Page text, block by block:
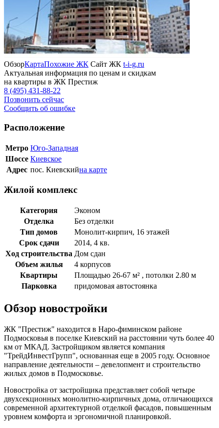
ОбзорКартаПохожие ЖК Сайт ЖК t-i-g.ru
Актуальная информация по ценам и скидкам
на квартиры в ЖК Престиж
8 (495) 431-88-22
Позвонить сейчас
Сообщить об ошибке
Расположение
Метро Юго-Западная
Шоссе Киевское
Адрес пос. Киевскийна карте
Жилой комплекс
Категория
Эконом
Отделка
Без отделки
Тип домов
Монолит-кирпич, 16 этажей
Срок сдачи
2014, 4 кв.
Ход строительства Дом сдан
Объем жилья
4 корпусов
Квартиры
Площадью 26-67 м² , потолки 2.80 м
Парковка
придомовая автостоянка
Обзор новостройки
ЖК "Престиж" находится в Наро-фиминском районе
Подмосковья в поселке Киевский на расстоянии чуть более 40
км от МКАД. Застройщиком является компания
"ТрейдИнвестГрупп", основанная еще в 2005 году. Основное
направление деятельности – девелопмент и строительство
жилых домов в Подмосковье.
Новостройка от застройщика представляет собой четыре
двухсекционных монолитно-кирпичных дома, отличающихся
современной архитектурной отделкой фасадов, повышенным
уровнем комфорта и эргономичной планировкой.